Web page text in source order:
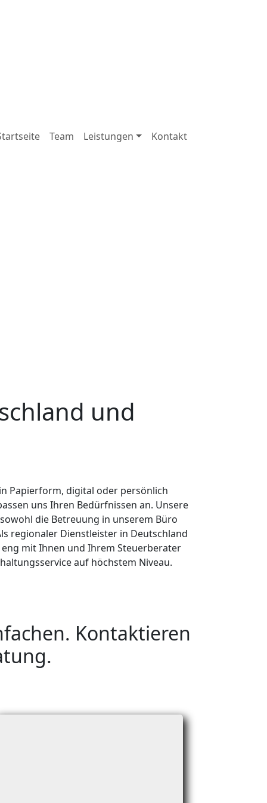
Team Leistungen Kontakt
und
Papierform, digital oder persönlich
uns Ihren Bedürfnissen an. Unsere
die Betreuung in unserem Büro
regionaler Dienstleister in Deutschland
mit Ihnen und Ihrem Steuerberater
auf höchstem Niveau.
Kontaktieren